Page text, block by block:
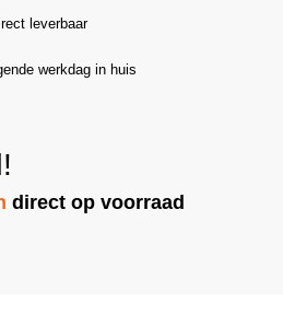
leverbaar
werkdag in huis
direct op voorraad